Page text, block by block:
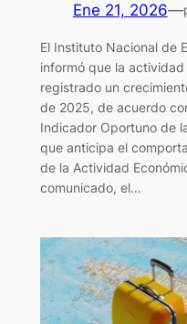
Ene 21, 2026—
El Instituto Nacional de
informó que la
registrado un
de 2025, de acuerdo
Indicador Oportuno de
que anticipa el
de la Actividad
comunicado, el…